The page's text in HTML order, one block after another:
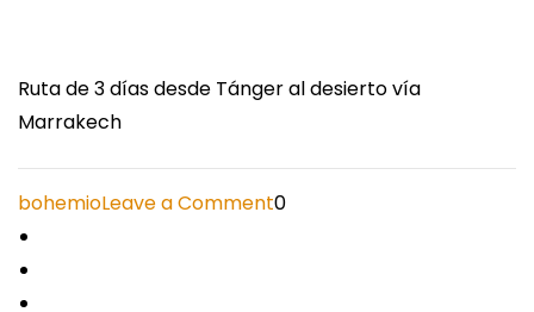
Ruta de 3 días desde Tánger al desierto vía
Marrakech
bohemioLeave a Commenton
0